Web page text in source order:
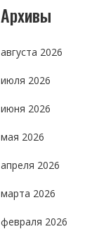
Архивы
августа 2026
июля 2026
июня 2026
мая 2026
апреля 2026
марта 2026
февраля 2026